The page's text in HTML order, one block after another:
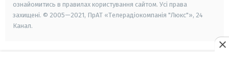
ознайомитись в правилах користування сайтом. Усі права
захищені. © 2005—2021, ПрАТ «Телерадіокомпанія "Люкс"», 24
Канал.